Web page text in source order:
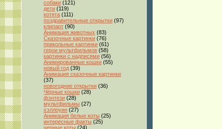
собаки (121)
дети (119)
котята (111)
поздравительные открытки (97)
клипарт (90)
Анимация животных (83)
Сказочные картинки (76)
прикольные картинки (61)
герои мультфильмов (58)
картинки с надписями (56)
Анимированные кошки (55)
новый год (39)
Анимация сказочные картинки
(37)
новогодние открытки (36)
Чёрные кошки (28)
фэнтези (28)
мультфильмы (27)
хэллоуин (27)
Анимация белые коты (25)
интересные факты (25)
черные коты (24)